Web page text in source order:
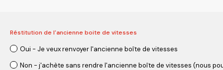
Réstitution de l'ancienne boite de vitesses
Oui - Je veux renvoyer l'ancienne boîte de vitesses
Non - j'achète sans rendre l'ancienne boîte de vitesses (nous